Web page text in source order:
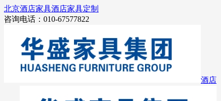
北京酒店家具酒店家具定制
咨询电话：010-67577822
酒店